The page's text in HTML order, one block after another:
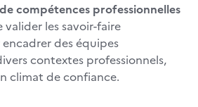
compétences professionnelles
valider les savoir-faire
des équipes
contextes professionnels,
climat de confiance.